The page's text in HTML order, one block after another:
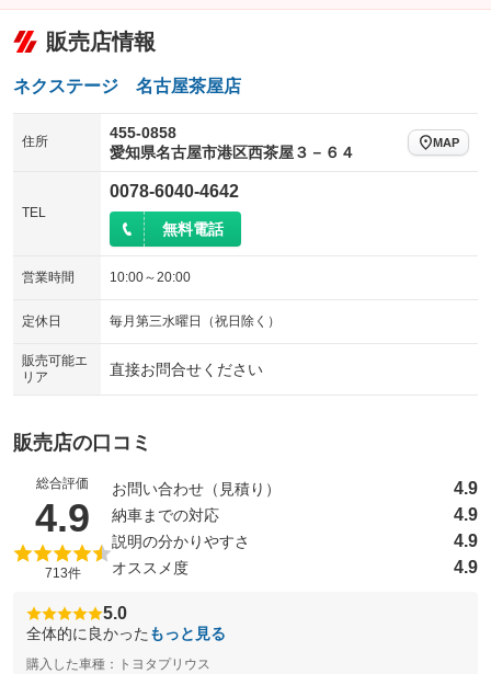
販売店情報
ネクステージ 名古屋茶屋店
住所
455-0858
愛知県名古屋市港区西茶屋３－６４
MAP
TEL
0078-6040-4642
無料電話
営業時間 10:00～20:00
定休日 毎月第三水曜日（祝日除く）
販売可能エ
リア
直接お問合せください
販売店の口コミ
総合評価
4.9 （5点満点中）
713件
お問い合わせ（見積り） 4.9
納車までの対応 4.9
説明の分かりやすさ 4.9
オススメ度 4.9
5.0
全体的に良かった もっと見る
購入した車種：トヨタプリウス